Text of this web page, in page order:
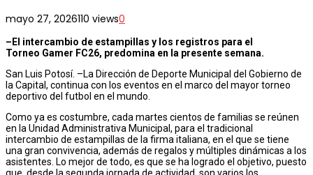
mayo 27, 2026110 views0
– El intercambio de estampillas y los registros para el
Torneo Gamer FC26, predomina en la presente semana.
San Luis Potosí. –La Dirección de Deporte Municipal del Gobierno de
la Capital, continua con los eventos en el marco del mayor torneo
deportivo del futbol en el mundo.
Como ya es costumbre, cada martes cientos de familias se reúnen
en la Unidad Administrativa Municipal, para el tradicional
intercambio de estampillas de la firma italiana, en el que se tiene
una gran convivencia, además de regalos y múltiples dinámicas a los
asistentes. Lo mejor de todo, es que se ha logrado el objetivo, puesto